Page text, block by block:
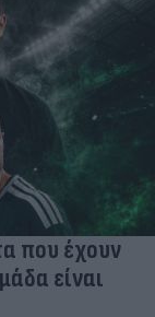
που έχουν
είναι